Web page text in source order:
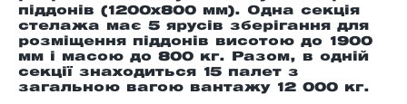
піддонів (1200х800 мм). Одна секція
стелажа має 5 ярусів зберігання для
розміщення піддонів висотою до 1900
мм і масою до 800 кг. Разом, в одній
секції знаходиться 15 палет з
загальною вагою вантажу 12 000 кг.